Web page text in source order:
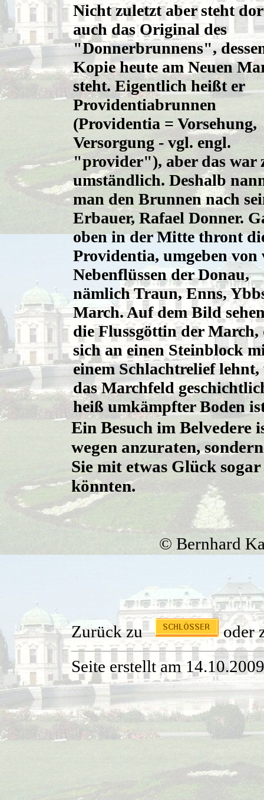
Nicht zuletzt aber steht
auch das Original des
"Donnerbrunnens",
Kopie heute am Neuen
steht. Eigentlich heißt er
Providentiabrunnen
(Providentia = Vorsehung,
Versorgung - vgl. engl.
"provider"), aber das war
umständlich. Deshalb
man den Brunnen nach
Erbauer, Rafael Donner.
oben in der Mitte thront
Providentia, umgeben von
Nebenflüssen der Donau,
nämlich Traun, Enns,
March. Auf dem Bild
die Flussgöttin der March,
sich an einen Steinblock
einem Schlachtrelief lehnt,
das Marchfeld
heiß umkämpfter Boden
Ein Besuch im Belvedere
wegen anzuraten,
Sie mit etwas Glück
könnten.
© Bernhard
Zurück zu
oder
Seite erstellt am